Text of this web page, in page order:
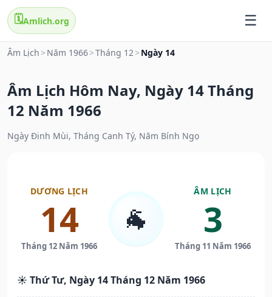
🗓️Amlich.org
Âm Lịch > Năm 1966>Tháng 12> Ngày 14
Âm Lịch Hôm Nay, Ngày 14 Tháng
12 Năm 1966
Ngày Đinh Mùi, Tháng Canh Tý, Năm Bính Ngọ
DƯƠNG LỊCH
14
Tháng 12 Năm 1966
🐐
ÂM LỊCH
3
Tháng 11 Năm 1966
☀️ Thứ Tư, Ngày 14 Tháng 12 Năm 1966